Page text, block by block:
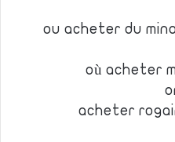
ou acheter du
où acheter
acheter